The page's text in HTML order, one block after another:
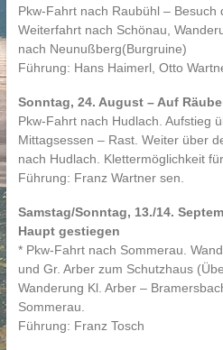
Pkw-Fahrt nach Raubühl – Besuch
Weiterfahrt nach Schönau,
nach Neunußberg(Burgruine)
Führung: Hans Haimerl, Otto
Sonntag, 24. August – Auf
Pkw-Fahrt nach Hudlach. Aufstieg
Mittagsessen – Rast. Weiter über
nach Hudlach. Klettermöglichkeit
Führung: Franz Wartner sen.
Samstag/Sonntag, 13./14.
Haupt gestiegen
* Pkw-Fahrt nach Sommerau.
und Gr. Arber zum Schutzhaus
Wanderung Kl. Arber –
Sommerau.
Führung: Franz Tosch